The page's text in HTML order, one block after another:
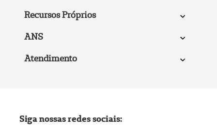
Recursos Próprios
ANS
Atendimento
Siga nossas redes sociais: